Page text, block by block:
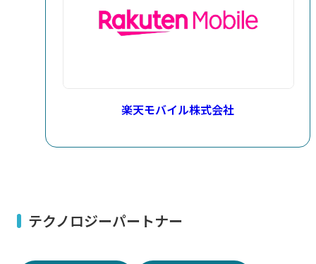
楽天モバイル株式会社
テクノロジーパートナー